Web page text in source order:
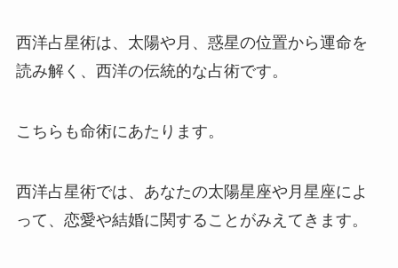
西洋占星術は、太陽や月、惑星の位置から運命を
読み解く、西洋の伝統的な占術です。
こちらも命術にあたります。
西洋占星術では、あなたの太陽星座や月星座によ
って、恋愛や結婚に関することがみえてきます。